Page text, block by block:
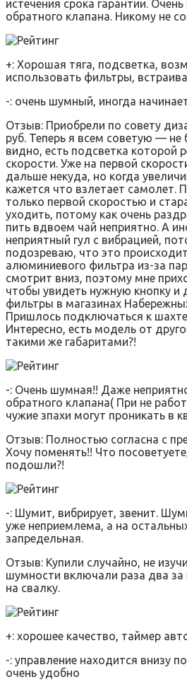
истечения срока гарантии.
обратного клапана. Никому не
+: Хорошая тяга, подсветка,
использовать фильтры,
-: очень шумный, иногда
Отзыв: Приобрели по совету
руб. Теперь я всем советую — не
видно, есть подсветка которой
скорости. Уже на первой
дальше некуда, но когда
кажется что взлетает самолет.
только первой скоростью и
уходить, потому как очень
пить вдвоем чай неприятно. А
неприятный гул с вибрацией,
подозреваю, что это
алюминиевого фильтра из-за
смотрит вниз, поэтому мне
чтобы увидеть нужную кнопку и
фильтры в магазинах
Пришлось подключаться к
Интересно, есть модель от
такими же габаритами?!
-: Очень шумная!! Даже
обратного клапана( При не
чужие зпахи могут проникать в
Отзыв: Полностью согласна с
Хочу поменять!! Что
подошли?!
-: Шумит, вибрирует, звенит.
уже неприемлема, а на
запредельная.
Отзыв: Купили случайно, не
шумности включали раза два
на свалку.
+: хорошее качество, таймер
-: управление находится внизу
очень удобно